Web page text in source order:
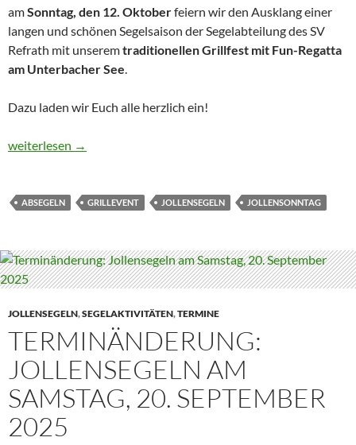
amSonntag, den 12. Oktoberfeiern wir den Ausklang einer
langen und schönen Segelsaison der Segelabteilung des SV
Refrath mit unseremtraditionellen Grillfest mit Fun-Regatta
am Unterbacher See.
Dazu laden wir Euch alle herzlich ein!
Absegeln mit Grillfest am 12.10.2025 am Unterbacher See
weiterlesen →
ABSEGELN GRILLEVENT JOLLENSEGELN JOLLENSONNTAG
JOLLENSEGELN,SEGELAKTIVITÄTEN,TERMINE
TERMINÄNDERUNG:
JOLLENSEGELN AM
SAMSTAG, 20. SEPTEMBER
2025